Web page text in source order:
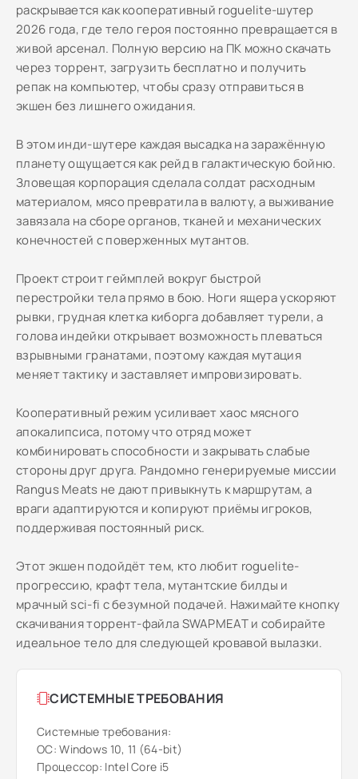
раскрывается как кооперативный roguelite-шутер
2026 года, где тело героя постоянно превращается в
живой арсенал. Полную версию на ПК можно скачать
через торрент, загрузить бесплатно и получить
репак на компьютер, чтобы сразу отправиться в
экшен без лишнего ожидания.
В этом инди-шутере каждая высадка на заражённую
планету ощущается как рейд в галактическую бойню.
Зловещая корпорация сделала солдат расходным
материалом, мясо превратила в валюту, а выживание
завязала на сборе органов, тканей и механических
конечностей с поверженных мутантов.
Проект строит геймплей вокруг быстрой
перестройки тела прямо в бою. Ноги ящера ускоряют
рывки, грудная клетка киборга добавляет турели, а
голова индейки открывает возможность плеваться
взрывными гранатами, поэтому каждая мутация
меняет тактику и заставляет импровизировать.
Кооперативный режим усиливает хаос мясного
апокалипсиса, потому что отряд может
комбинировать способности и закрывать слабые
стороны друг друга. Рандомно генерируемые миссии
Rangus Meats не дают привыкнуть к маршрутам, а
враги адаптируются и копируют приёмы игроков,
поддерживая постоянный риск.
Этот экшен подойдёт тем, кто любит roguelite-
прогрессию, крафт тела, мутантские билды и
мрачный sci-fi с безумной подачей. Нажимайте кнопку
скачивания торрент-файла SWAPMEAT и собирайте
идеальное тело для следующей кровавой вылазки.
СИСТЕМНЫЕ ТРЕБОВАНИЯ
Системные требования:
ОС: Windows 10, 11 (64-bit)
Процессор: Intel Core i5